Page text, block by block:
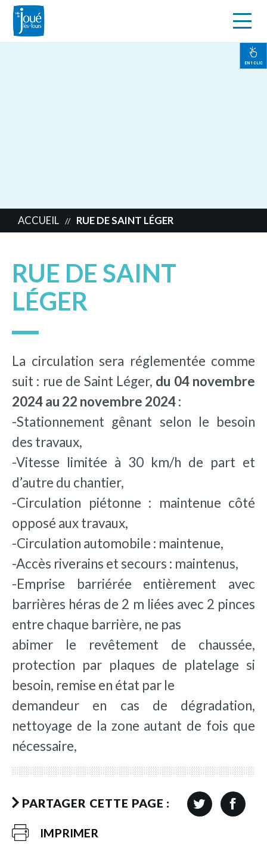
EN 1 CLIC
ACCUEIL // RUE DE SAINT LÉGER
RUE DE SAINT
LÉGER
La circulation sera réglementée comme
suit : rue de Saint Léger, du 04 novembre
2024 au 22 novembre 2024 :
-Stationnement gênant selon le besoin
des travaux,
-Vitesse limitée à 30 km/h de part et
d’autre du chantier,
-Circulation piétonne : maintenue côté
opposé aux travaux,
-Circulation automobile : maintenue,
-Accès riverains et secours : maintenus,
-Emprise barriérée entièrement avec
barrières héras de 2 m liées avec 2 pinces
entre chaque barrière, ne pas
abimer le revêtement de chaussée,
protection par plaques de platelage si
besoin, remise en état par le
demandeur en cas de dégradation,
nettoyage de la zone autant de fois que
nécessaire,
PARTAGER CETTE PAGE :
IMPRIMER